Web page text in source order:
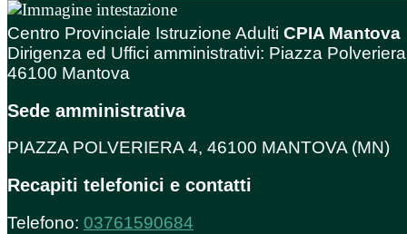
Centro Provinciale Istruzione Adulti CPIA Mantova
Dirigenza ed Uffici amministrativi: Piazza
46100 Mantova
Sede amministrativa
PIAZZA POLVERIERA 4, 46100 MANTOVA (MN)
Recapiti telefonici e contatti
Telefono: 03761590684